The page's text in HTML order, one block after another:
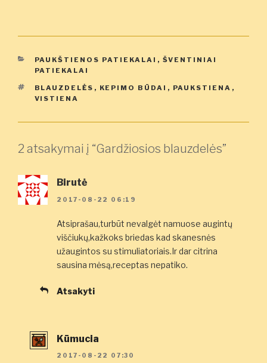
KATEGORIJOS
PAUKŠTIENOS PATIEKALAI , ŠVENTINIAI
PATIEKALAI
ŽYMOS
BLAUZDELĖS , KEPIMO BŪDAI , PAUKSTIENA ,
VISTIENA
2 atsakymai į “Gardžiosios blauzdelės”
Birutė
2017-08-22 06:19
Atsiprašau,turbūt nevalgėt namuose augintų
viščiukų,kažkoks briedas kad skanesnės
užaugintos su stimuliatoriais.Ir dar citrina
sausina mėsą,receptas nepatiko.
Atsakyti
Kūmucia
2017-08-22 07:30